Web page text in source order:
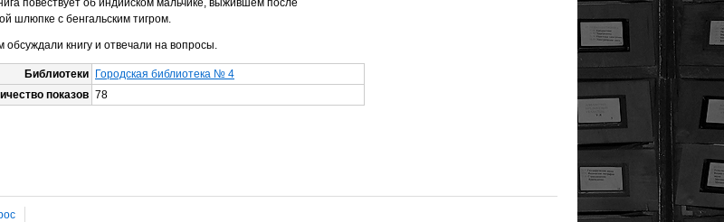
повествует об индийском мальчике, выжившем после
шлюпке с бенгальским тигром.
книгу и отвечали на вопросы.
Библиотеки
Городская библиотека № 4
показов 78